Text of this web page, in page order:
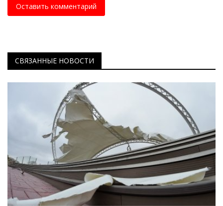
Оставить комментарий
СВЯЗАННЫЕ НОВОСТИ